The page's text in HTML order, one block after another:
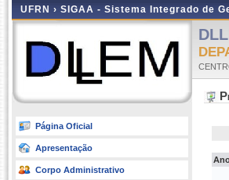
UFRN › SIGAA - Sistema Integrado de
Página Oficial
Apresentação
Corpo Administrativo